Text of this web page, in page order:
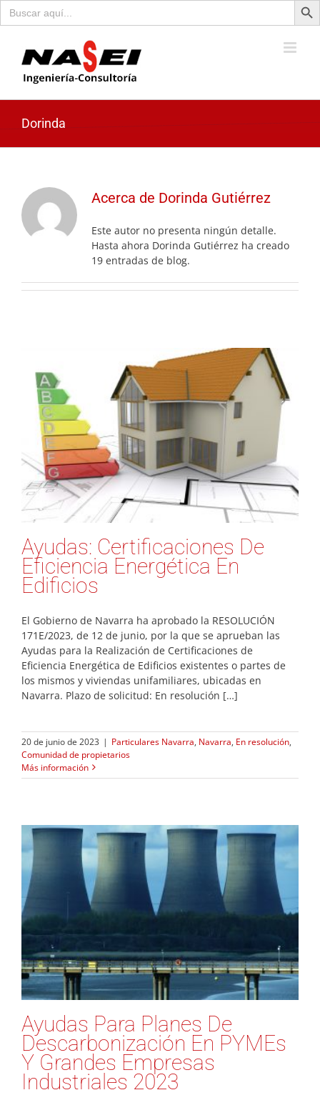
Buscar:
contenido
Dorinda
Acerca de Dorinda Gutiérrez
Este autor no presenta ningún detalle.
Hasta ahora Dorinda Gutiérrez ha creado
19 entradas de blog.
Ayudas: Certificaciones De
Eficiencia Energética En
Edificios
El Gobierno de Navarra ha aprobado la RESOLUCIÓN
171E/2023, de 12 de junio, por la que se aprueban las
Ayudas para la Realización de Certificaciones de
Eficiencia Energética de Edificios existentes o partes de
los mismos y viviendas unifamiliares, ubicadas en
Navarra. Plazo de solicitud: En resolución […]
20 de junio de 2023 | Particulares Navarra, Navarra, En resolución,
Comunidad de propietarios
Más información
Ayudas Para Planes De
Descarbonización En PYMEs
Y Grandes Empresas
Industriales 2023